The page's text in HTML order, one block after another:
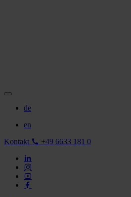
de
en
Kontakt
+49 6633 181 0